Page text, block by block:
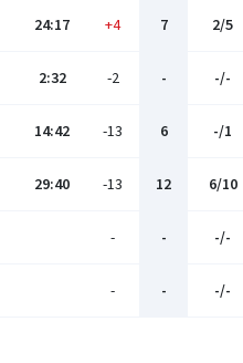
24:17 +4 7 2/5
2:32 -2 - -/-
14:42 -13 6 -/1
29:40 -13 12 6/10
- - -/-
- - -/-